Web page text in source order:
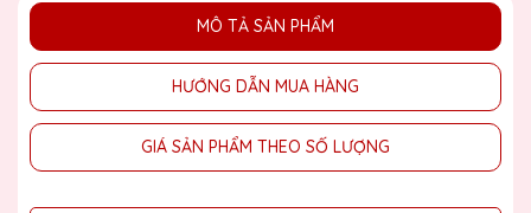
MÔ TẢ SẢN PHẨM
HƯỚNG DẪN MUA HÀNG
GIÁ SẢN PHẨM THEO SỐ LƯỢNG